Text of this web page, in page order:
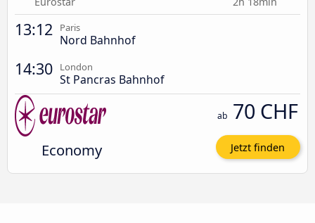
13:12 Paris
Nord Bahnhof
14:30 London
St Pancras Bahnhof
Economy
ab 70 CHF
Jetzt finden